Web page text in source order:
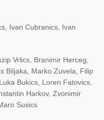
Ivan Cubranics, Ivan
Vrlics, Branimir Herceg,
Biljaka, Marko Zuvela, Filip
Bukics, Loren Fatovics,
Harkov, Zvonimir
Susics